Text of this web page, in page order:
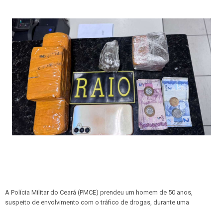
A Polícia Militar do Ceará (PMCE) prendeu um homem de 50 anos,
suspeito de envolvimento com o tráfico de drogas, durante uma